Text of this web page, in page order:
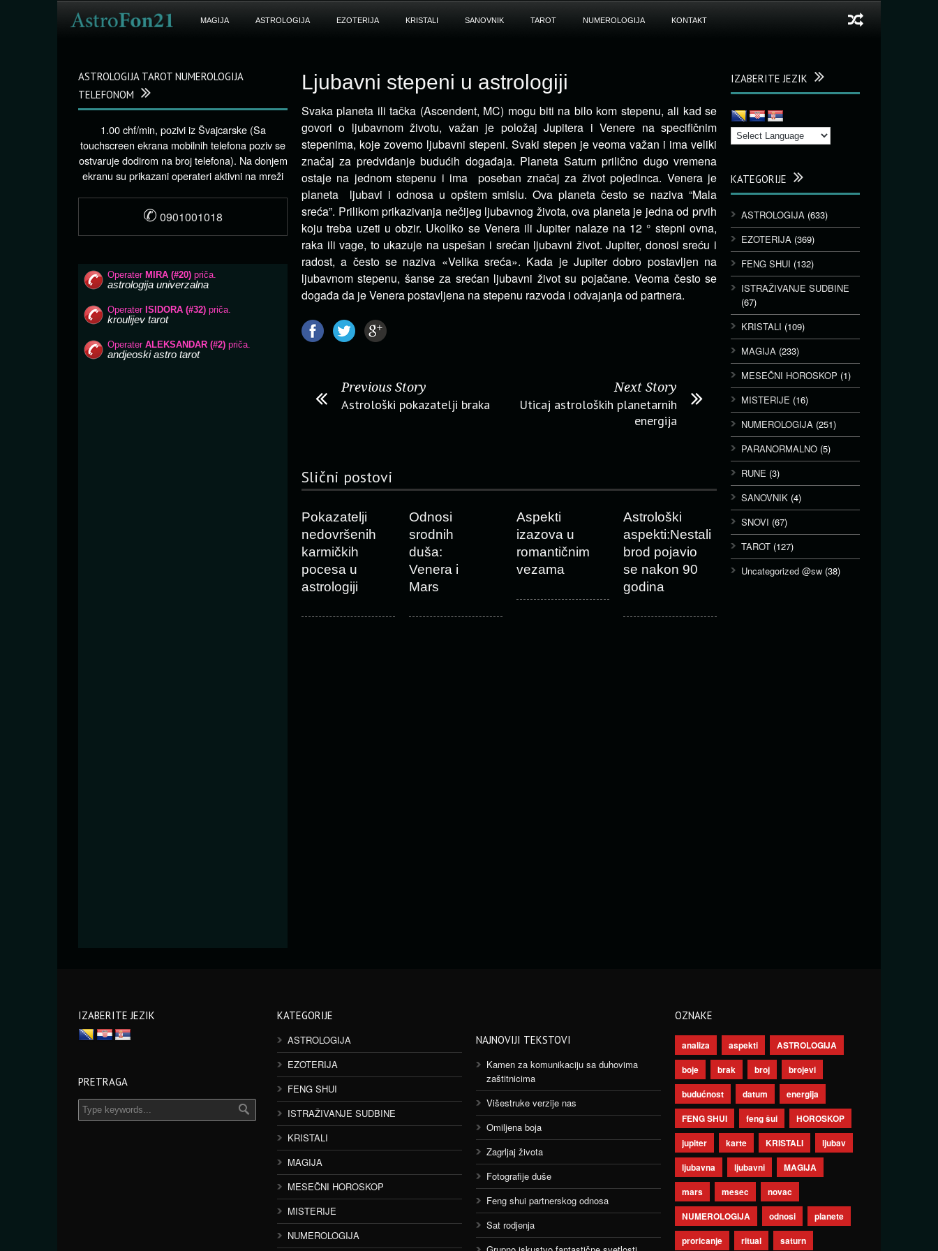
MAGIJA ASTROLOGIJA EZOTERIJA KRISTALI SANOVNIK TAROT NUMEROLOGIJA KONTAKT
Ljubavni stepeni u astrologiji
Svaka planeta ili tačka (Ascendent, MC) mogu biti na bilo kom stepenu, ali kad se
govori o ljubavnom životu, važan je položaj Jupitera i Venere na specifičnim
stepenima, koje zovemo ljubavni stepeni. Svaki stepen je veoma važan i ima veliki
značaj za predviđanje budućih događaja. Planeta Saturn prilično dugo vremena
ostaje na jednom stepenu i ima poseban značaj za život pojedinca. Venera je
planeta ljubavi i odnosa u opštem smislu. Ova planeta često se naziva “Mala
sreća”. Prilikom prikazivanja nečijeg ljubavnog života, ova planeta je jedna od prvih
koju treba uzeti u obzir. Ukoliko se Venera ili Jupiter nalaze na 12 ° stepni ovna,
raka ili vage, to ukazuje na uspešan i srećan ljubavni život. Jupiter, donosi sreću i
radost, a često se naziva «Velika sreća». Kada je Jupiter dobro postavljen na
ljubavnom stepenu, šanse za srećan ljubavni život su pojačane. Veoma često se
događa da je Venera postavljena na stepenu razvoda i odvajanja od partnera.
Previous Story
Astrološki pokazatelji braka
Next Story
Uticaj astroloških planetarnih
energija
Slični postovi
Pokazatelji
nedovršenih
karmičkih
pocesa u
astrologiji
Odnosi
srodnih
duša:
Venera i
Mars
Aspekti
izazova u
romantičnim
vezama
Astrološki
aspekti:Nestali
brod pojavio
se nakon 90
godina
IZABERITE JEZIK
KATEGORIJE
ASTROLOGIJA (633)
EZOTERIJA (369)
FENG SHUI (132)
ISTRAŽIVANJE SUDBINE
(67)
KRISTALI (109)
MAGIJA (233)
MESEČNI HOROSKOP (1)
MISTERIJE (16)
NUMEROLOGIJA (251)
PARANORMALNO (5)
RUNE (3)
SANOVNIK (4)
SNOVI (67)
TAROT (127)
Uncategorized @sw (38)
ASTROLOGIJA TAROT NUMEROLOGIJA
TELEFONOM
1.00 chf/min, pozivi iz Švajcarske (Sa
touchscreen ekrana mobilnih telefona poziv se
ostvaruje dodirom na broj telefona). Na donjem
ekranu su prikazani operateri aktivni na mreži
✆ 0901001018
IZABERITE JEZIK
PRETRAGA
KATEGORIJE
ASTROLOGIJA
EZOTERIJA
FENG SHUI
ISTRAŽIVANJE SUDBINE
KRISTALI
MAGIJA
MESEČNI HOROSKOP
MISTERIJE
NUMEROLOGIJA
NAJNOVIJI TEKSTOVI
Kamen za komunikaciju sa duhovima
zaštitnicima
Višestruke verzije nas
Omiljena boja
Zagrljaj života
Fotografije duše
Feng shui partnerskog odnosa
Sat rodjenja
OZNAKE
analiza aspekti
ASTROLOGIJA
boje
brak broj
brojevi
budućnost
datum
energija
FENG SHUI
feng šui
HOROSKOP
jupiter
karte KRISTALI
ljubav
ljubavna
ljubavni
MAGIJA
mars
mesec
novac
NUMEROLOGIJA
odnosi
planete
proricanje
ritual saturn